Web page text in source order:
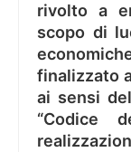
rivolto a
scopo di
finalizzato
ai sensi
“Codice